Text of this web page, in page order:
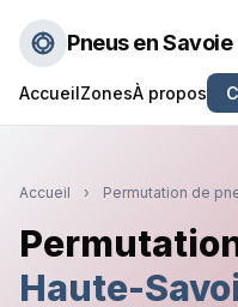
Pneus en Savoie
AccueilZonesÀ propos
Accueil › Permutation de
Haute-